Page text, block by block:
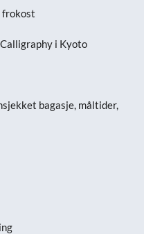
frokost
i Kyoto
bagasje, måltider,